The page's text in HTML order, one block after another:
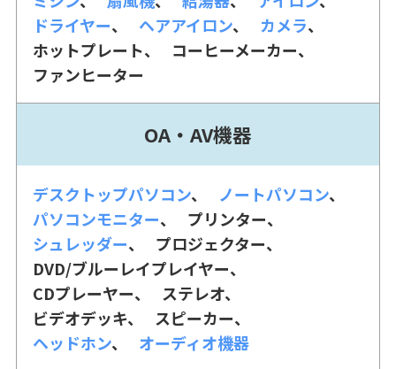
ドライヤー
ヘアアイロン
カメラ
ホットプレート
コーヒーメーカー
ファンヒーター
OA・AV機器
デスクトップパソコン
ノートパソコン
パソコンモニター
プリンター
シュレッダー
プロジェクター
DVD/ブルーレイプレイヤー
CDプレーヤー
ステレオ
ビデオデッキ
スピーカー
ヘッドホン
オーディオ機器